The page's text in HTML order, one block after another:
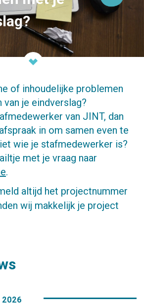
of inhoudelijke problemen
je eindverslag?
van JINT, dan
in om samen even te
wie je stafmedewerker is?
met je vraag naar
.
altijd het projectnummer
wij makkelijk je project
2026